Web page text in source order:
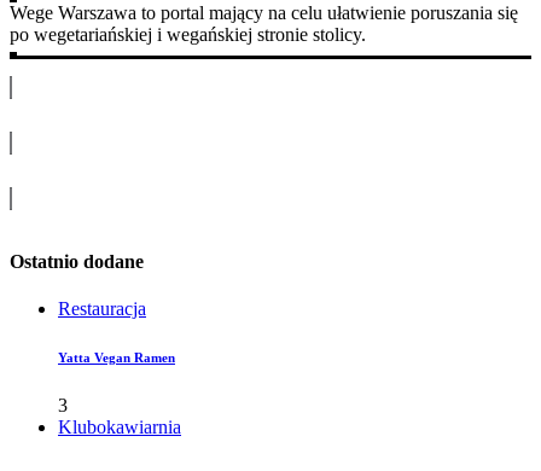
Wege Warszawa to portal mający na celu ułatwienie poruszania się
po wegetariańskiej i wegańskiej stronie stolicy.
Ostatnio dodane
Restauracja
Yatta Vegan Ramen
3
Klubokawiarnia